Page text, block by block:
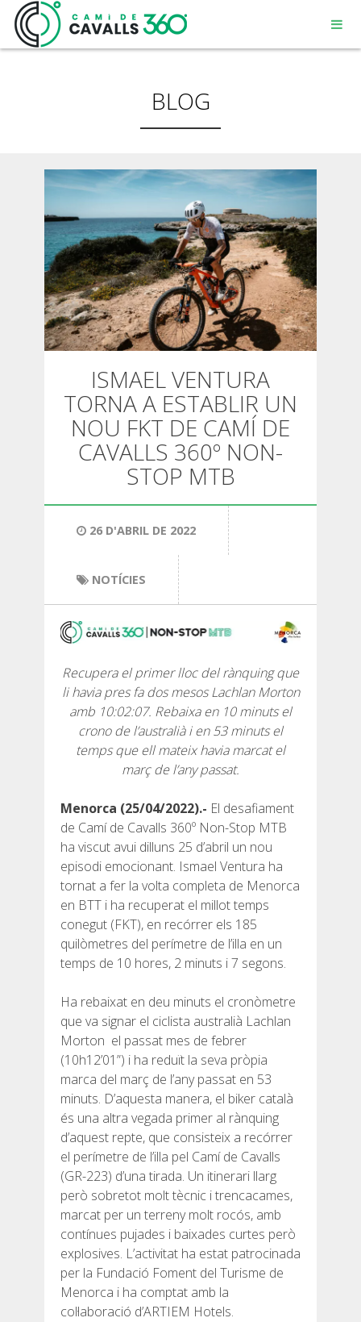
MENORCA
UN CAMÍ AMB HISTÒRIA
RECORREGUT DE 360º
SENDERISME
13 ETAPES
SELECCIÓ D’ETAPES
6 ETAPES
5 ETAPES
4 ETAPES
3 ETAPES
RUTA PER L’INTERIOR
TRAIL RUNNING
8 ETAPES
7 ETAPES
6 ETAPES
5 ETAPES
4 ETAPES
NON-STOP
BLOG
ISMAEL VENTURA
TORNA A ESTABLIR UN
NOU FKT DE CAMÍ DE
CAVALLS 360º NON-
STOP MTB
26 D'ABRIL DE 2022
NOTÍCIES
Recupera el primer lloc del rànquing que
li havia pres fa dos mesos Lachlan Morton
amb 10:02:07. Rebaixa en 10 minuts el
crono de l’australià i en 53 minuts el
temps que ell mateix havia marcat el
març de l’any passat.
Menorca (25/04/2022).- El desafiament
de Camí de Cavalls 360º Non-Stop MTB
ha viscut avui dilluns 25 d’abril un nou
episodi emocionant. Ismael Ventura ha
tornat a fer la volta completa de Menorca
en BTT i ha recuperat el millot temps
conegut (FKT), en recórrer els 185
quilòmetres del perímetre de l’illa en un
temps de 10 hores, 2 minuts i 7 segons.
Ha rebaixat en deu minuts el cronòmetre
que va signar el ciclista australià Lachlan
Morton el passat mes de febrer
(10h12’01”) i ha reduït la seva pròpia
marca del març de l’any passat en 53
minuts. D’aquesta manera, el biker català
és una altra vegada primer al rànquing
d’aquest repte, que consisteix a recórrer
el perímetre de l’illa pel Camí de Cavalls
(GR-223) d’una tirada. Un itinerari llarg
però sobretot molt tècnic i trencacames,
marcat per un terreny molt rocós, amb
contínues pujades i baixades curtes però
explosives. L’activitat ha estat patrocinada
per la Fundació Foment del Turisme de
Menorca i ha comptat amb la
col·laboració d’ARTIEM Hotels.